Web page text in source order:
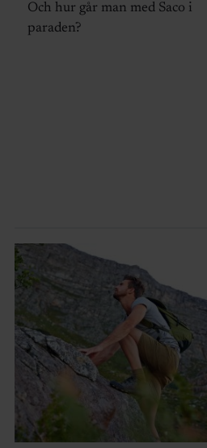
Och hur går man med Saco i
paraden?